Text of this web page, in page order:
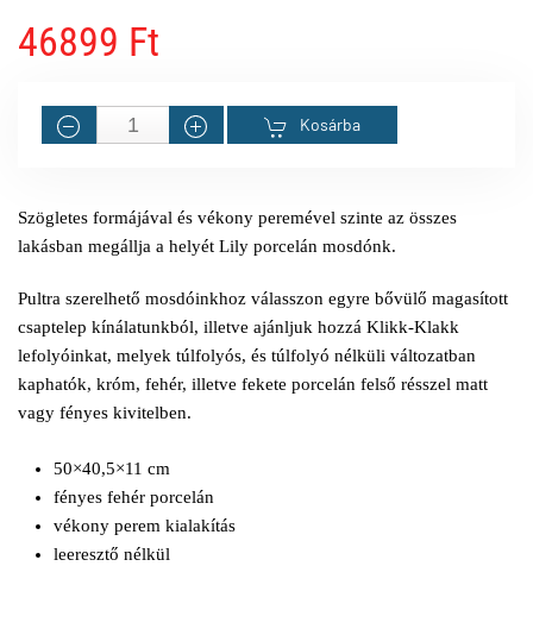
46899 Ft
Kosárba
Szögletes formájával és vékony peremével szinte az összes
lakásban megállja a helyét Lily porcelán mosdónk.
Pultra szerelhető mosdóinkhoz válasszon egyre bővülő magasított
csaptelep kínálatunkból, illetve ajánljuk hozzá Klikk-Klakk
lefolyóinkat, melyek túlfolyós, és túlfolyó nélküli változatban
kaphatók, króm, fehér, illetve fekete porcelán felső résszel matt
vagy fényes kivitelben.
50×40,5×11 cm
fényes fehér porcelán
vékony perem kialakítás
leeresztő nélkül